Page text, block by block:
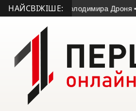
НАЙСВІЖІШЕ:
пам’яті Володимира Дроня • На